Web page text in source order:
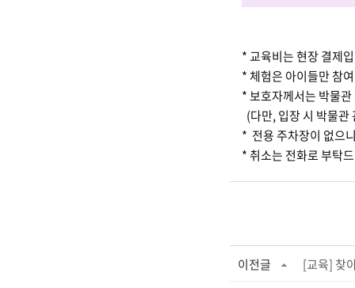
* 교육비는 현장 결제
* 체험은 아이들만 참
* 보호자께서는 박물
(다만, 입장 시 박물
* 전용 주차장이 없으
* 취소는 전화로 부탁
이전글
[교육] 찾